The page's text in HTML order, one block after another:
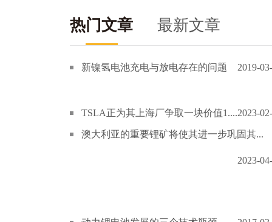
热门文章 最新文章
新镍氢电池充电与放电存在的问题 2019-
TSLA正为其上海厂争取一块价值1....2023-
澳大利亚的重要锂矿将使其进一步巩固其...
2023-